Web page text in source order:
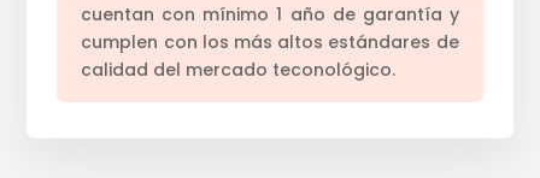
cuentan con mínimo 1 año de garantía y
cumplen con los más altos estándares de
calidad del mercado teconológico.